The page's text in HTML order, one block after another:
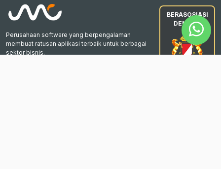
WhatsApp Kami
Perusahaan software yang berpengalaman
membuat ratusan aplikasi terbaik untuk berbagai
sektor bisnis.
BERASOSIASI
DENGAN